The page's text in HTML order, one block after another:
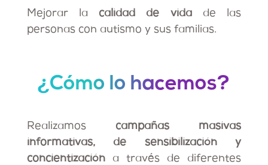
Mejorar lacalidad de vidade las
personas con autismo y sus familias.
¿Cómo lo hacemos?
Realizamos campañas masivas
informativas, de sensibilización y
concientizacióna través de diferentes